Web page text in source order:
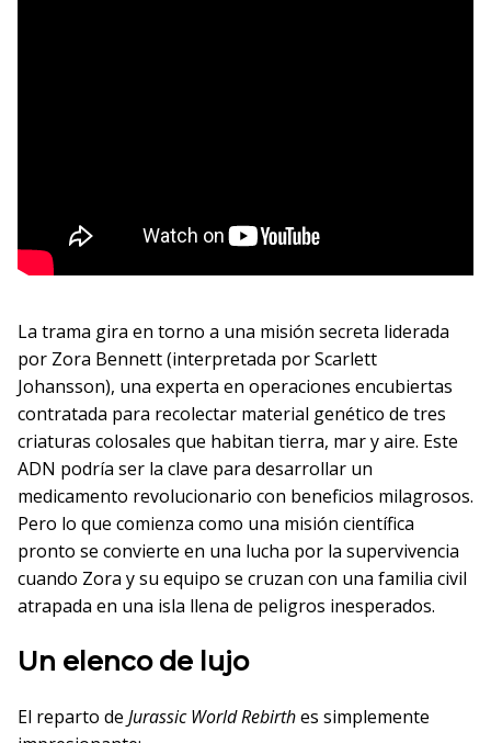
La trama gira en torno a una misión secreta liderada
por Zora Bennett (interpretada por Scarlett
Johansson), una experta en operaciones encubiertas
contratada para recolectar material genético de tres
criaturas colosales que habitan tierra, mar y aire. Este
ADN podría ser la clave para desarrollar un
medicamento revolucionario con beneficios milagrosos.
Pero lo que comienza como una misión científica
pronto se convierte en una lucha por la supervivencia
cuando Zora y su equipo se cruzan con una familia civil
atrapada en una isla llena de peligros inesperados.
Un elenco de lujo
El reparto de Jurassic World Rebirthes simplemente